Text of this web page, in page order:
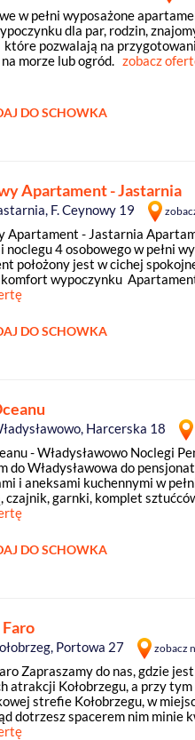
w pełni wyposażone
dla par, rodzin,
które pozwalają na
morze lub ogród. zobacz
DO SCHOWKA
Apartament - Jastarnia
F. Ceynowy 19
Apartament - Jastarnia
noclegu 4 osobowego w pełni
położony jest w cichej
wypoczynku
DO SCHOWKA
Harcerska 18
- Władysławowo Noclegi
do Władysławowa do
i aneksami kuchennymi w
czajnik, garnki, komplet
DO SCHOWKA
Portowa 27 zobacz
Zapraszamy do nas, gdzie
atrakcji Kołobrzegu, a przy
strefie Kołobrzegu, w
dotrzesz spacerem nim minie